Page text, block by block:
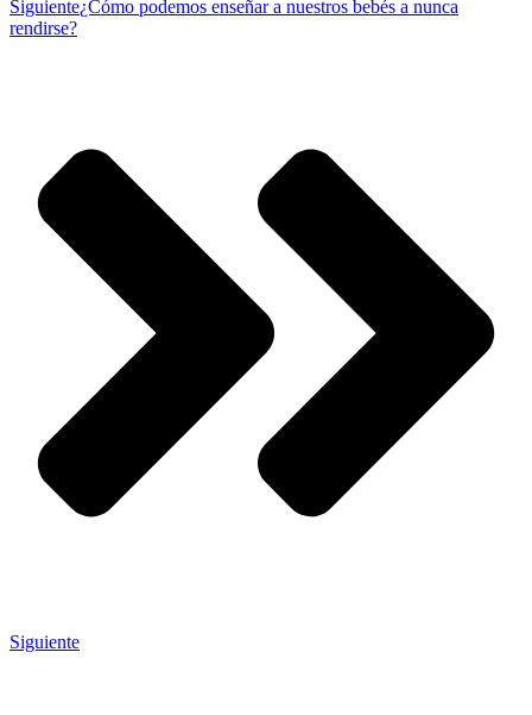
Siguiente¿Cómo podemos enseñar a nuestros bebés a nunca
rendirse?
Siguiente